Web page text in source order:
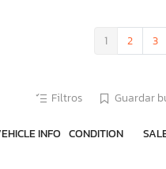
1 2 3
Filtros Guardar
INFO CONDITION